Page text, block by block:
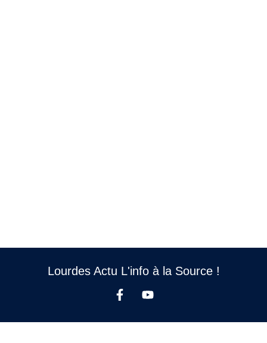
Lourdes Actu L'info à la Source !